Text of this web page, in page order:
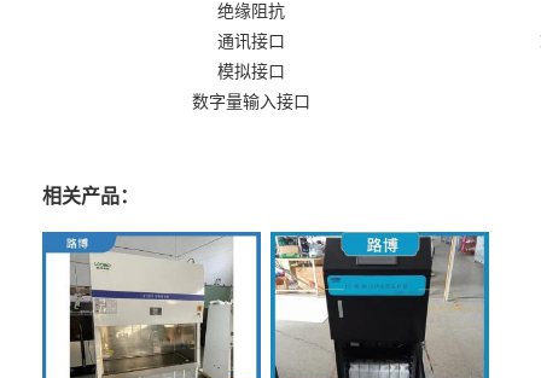
绝缘阻抗
通讯接口
模拟接口
数字量输入接口
相关产品：